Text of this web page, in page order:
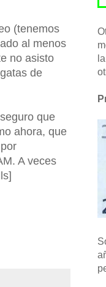
(tenemos
al menos
no asisto
de
que
ahora, que
A veces